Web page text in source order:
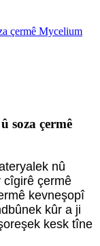
çermê Mycelium
soza çermê
nû
cîgirê çermê
kevneşopî
kûr a ji
kesk tîne